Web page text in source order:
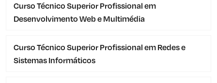
Curso Técnico Superior Profissional em
Desenvolvimento Web e Multimédia
Curso Técnico Superior Profissional em Redes e
Sistemas Informáticos